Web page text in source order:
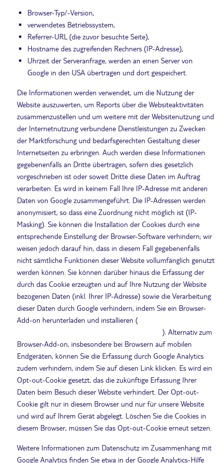
Browser-Typ/-Version,
verwendetes Betriebssystem,
Referrer-URL (die zuvor besuchte Seite),
Hostname des zugreifenden Rechners (IP-Adresse),
Uhrzeit der Serveranfrage, werden an einen Server von
Google in den USA übertragen und dort gespeichert.
Die Informationen werden verwendet, um die Nutzung der
Website auszuwerten, um Reports über die Websiteaktivitäten
zusammenzustellen und um weitere mit der Websitenutzung und
der Internetnutzung verbundene Dienstleistungen zu Zwecken
der Marktforschung und bedarfsgerechten Gestaltung dieser
Internetseiten zu erbringen. Auch werden diese Informationen
gegebenenfalls an Dritte übertragen, sofern dies gesetzlich
vorgeschrieben ist oder soweit Dritte diese Daten im Auftrag
verarbeiten. Es wird in keinem Fall Ihre IP-Adresse mit anderen
Daten von Google zusammengeführt. Die IP-Adressen werden
anonymisiert, so dass eine Zuordnung nicht möglich ist (IP-
Masking). Sie können die Installation der Cookies durch eine
entsprechende Einstellung der Browser-Software verhindern; wir
weisen jedoch darauf hin, dass in diesem Fall gegebenenfalls
nicht sämtliche Funktionen dieser Website vollumfänglich genutzt
werden können. Sie können darüber hinaus die Erfassung der
durch das Cookie erzeugten und auf Ihre Nutzung der Website
bezogenen Daten (inkl. Ihrer IP-Adresse) sowie die Verarbeitung
dieser Daten durch Google verhindern, indem Sie ein Browser-
Add-on herunterladen und installieren (
). Alternativ zum
Browser-Add-on, insbesondere bei Browsern auf mobilen
Endgeräten, können Sie die Erfassung durch Google Analytics
zudem verhindern, indem Sie auf diesen Link klicken. Es wird ein
Opt-out-Cookie gesetzt, das die zukünftige Erfassung Ihrer
Daten beim Besuch dieser Website verhindert. Der Opt-out-
Cookie gilt nur in diesem Browser und nur für unsere Website
und wird auf Ihrem Gerät abgelegt. Löschen Sie die Cookies in
diesem Browser, müssen Sie das Opt-out-Cookie erneut setzen.
Weitere Informationen zum Datenschutz im Zusammenhang mit
Google Analytics finden Sie etwa in der Google Analytics-Hilfe